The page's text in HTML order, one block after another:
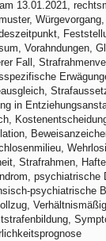
13.01.2021,
Vorahndungen,
Fall,
in
Strafrahmen,
psychiatrische
psychiatrische